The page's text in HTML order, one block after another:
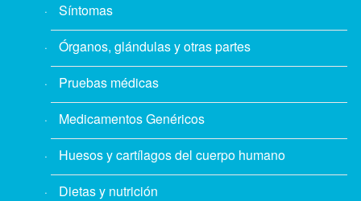
Síntomas
Órganos, glándulas y otras partes
Pruebas médicas
Medicamentos Genéricos
Huesos y cartílagos del cuerpo humano
Dietas y nutrición